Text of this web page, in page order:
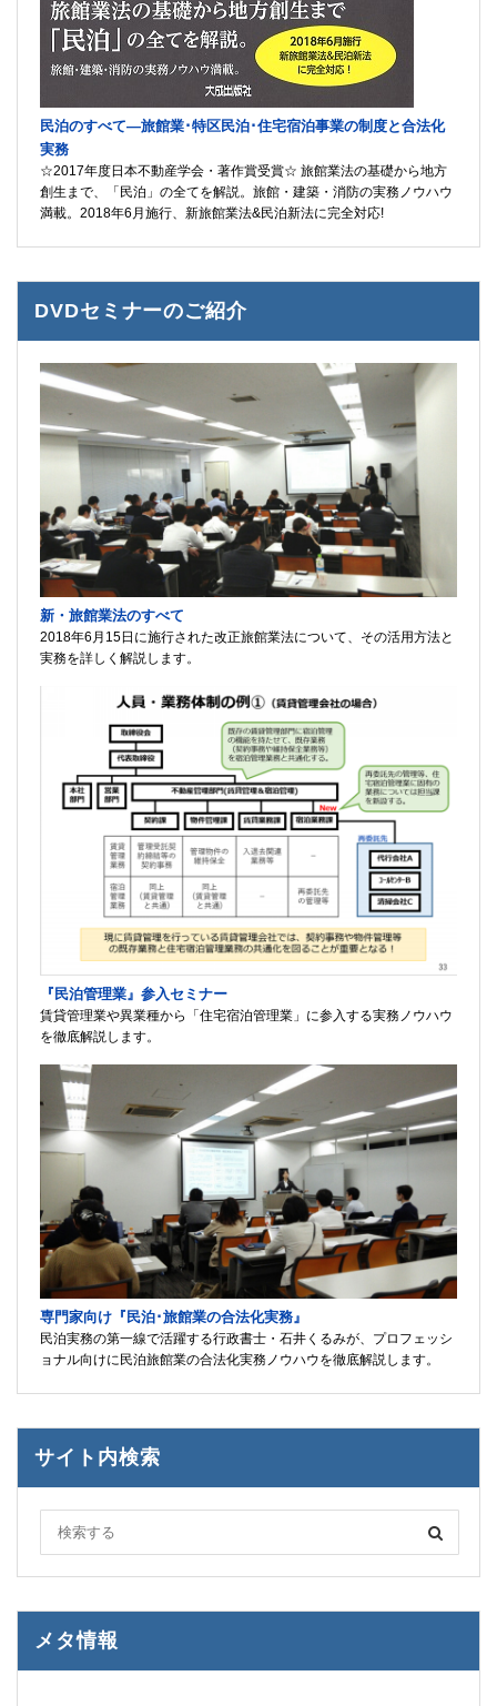
民泊のすべて―旅館業･特区民泊･住宅宿泊事業の制度と合法化
実務
☆2017年度日本不動産学会・著作賞受賞☆ 旅館業法の基礎から地方
創生まで、「民泊」の全てを解説。旅館・建築・消防の実務ノウハウ
満載。2018年6月施行、新旅館業法&民泊新法に完全対応!
DVDセミナーのご紹介
新・旅館業法のすべて
2018年6月15日に施行された改正旅館業法について、その活用方法と
実務を詳しく解説します。
『民泊管理業』参入セミナー
賃貸管理業や異業種から「住宅宿泊管理業」に参入する実務ノウハウ
を徹底解説します。
専門家向け『民泊･旅館業の合法化実務』
民泊実務の第一線で活躍する行政書士・石井くるみが、プロフェッシ
ョナル向けに民泊旅館業の合法化実務ノウハウを徹底解説します。
サイト内検索
メタ情報